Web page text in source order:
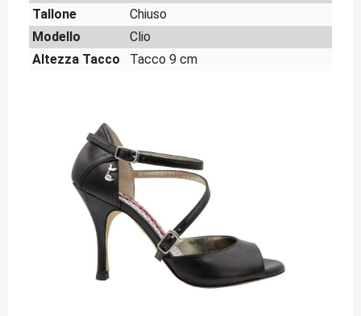
Tallone
Chiuso
Modello
Clio
Altezza Tacco
Tacco 9 cm